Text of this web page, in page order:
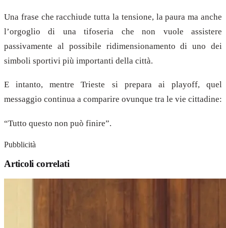
Una frase che racchiude tutta la tensione, la paura ma anche
l’orgoglio di una tifoseria che non vuole assistere
passivamente al possibile ridimensionamento di uno dei
simboli sportivi più importanti della città.
E intanto, mentre Trieste si prepara ai playoff, quel
messaggio continua a comparire ovunque tra le vie cittadine:
“Tutto questo non può finire”.
Pubblicità
Articoli correlati